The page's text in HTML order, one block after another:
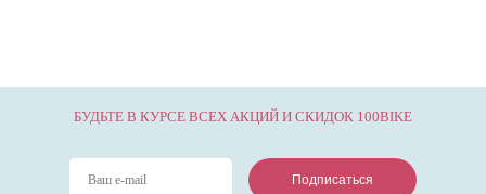
БУДЬТЕ В КУРСЕ ВСЕХ АКЦИЙ И СКИДОК 100BIKE
Подписаться
Подписаться
Подписаться